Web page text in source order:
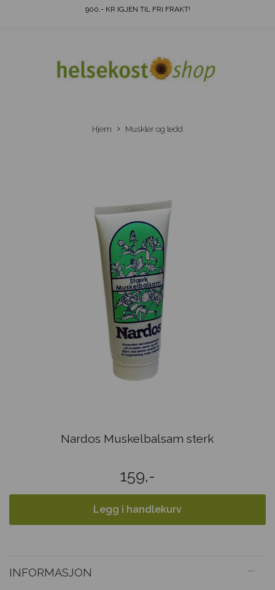
900,- KR IGJEN TIL FRI FRAKT!
Hjem Muskler og ledd
Nardos Muskelbalsam sterk
159,-
Legg i handlekurv
INFORMASJON